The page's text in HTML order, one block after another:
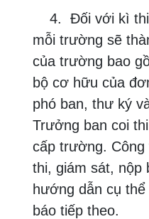
4. Đối với kì thi
mỗi trường sẽ
của trường bao
bộ cơ hữu của
phó ban, thư ký
Trưởng ban coi
cấp trường. Công
thi, giám sát, nộp
hướng dẫn cụ
báo tiếp theo.